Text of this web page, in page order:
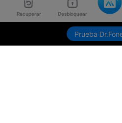
Recuperar Desbloquear
Prueba
Envíame link